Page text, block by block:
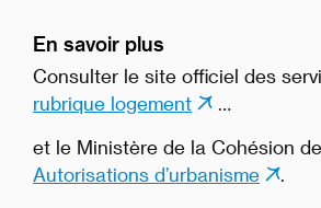
En savoir plus
Consulter le site officiel des
rubrique logement
et le Ministère de la Cohésion
Autorisations d’urbanisme